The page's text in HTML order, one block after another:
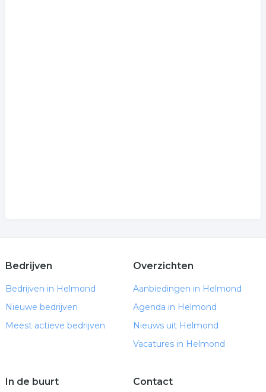
Bedrijven
Bedrijven in Helmond
Nieuwe bedrijven
Meest actieve bedrijven
Overzichten
Aanbiedingen in Helmond
Agenda in Helmond
Nieuws uit Helmond
Vacatures in Helmond
In de buurt Contact